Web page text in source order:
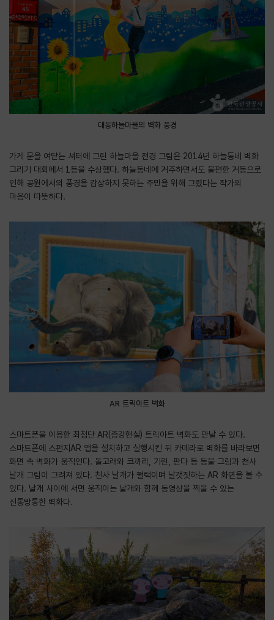
대동하늘마을의 벽화 풍경
가게 문을 여닫는 셔터에 그린 하늘마을 전경 그림은 2014년 하늘동네 벽화
그리기 대회에서 1등을 수상했다. 하늘동네에 거주하면서도 불편한 거동으로
인해 공원에서의 풍경을 감상하지 못하는 주민을 위해 그렸다는 작가의
마음이 따뜻하다.
AR 트릭아트 벽화
스마트폰을 이용한 최첨단 AR(증강현실) 트릭아트 벽화도 만날 수 있다.
스마트폰에 스펀지AR 앱을 설치하고 실행시킨 뒤 카메라로 벽화를 바라보면
화면 속 벽화가 움직인다. 돌고래와 코끼리, 기린, 판다 등 동물 그림과 천사
날개 그림이 그려져 있다. 천사 날개가 펄럭이며 날갯짓하는 AR 화면을 볼 수
있다. 날개 사이에 서면 움직이는 날개와 함께 동영상을 찍을 수 있는
신통방통한 벽화다.